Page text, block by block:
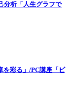
分析「人生グラフで
を彩る」/PC講座「ビ